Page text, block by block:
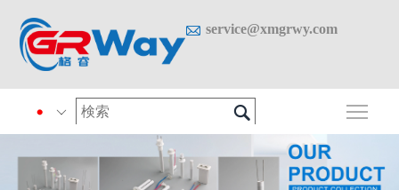
 service@xmgrwy.com
 